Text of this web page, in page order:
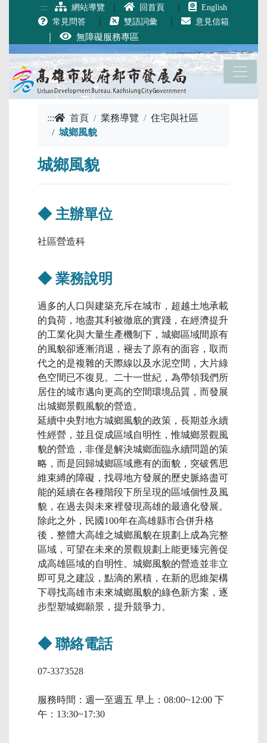
跳到主要內容
::: 網站導覽 回首頁
English
常見問答
雙語詞彙 意見信箱
無障礙服務專區
::: 首頁 業務導覽
住宅與社區
城鄉風貌
城鄉風貌
◆ 主辦單位
社區營造科
◆ 業務說明
過多的人口與建築充斥在城市，超越土地承載
的負荷，地盡其利被徹底的實踐，在經濟提升
的工業化與大量生產機制下，城鄉區域間原有
的風貌卻逐漸消退，褪去了原有的面容，取而
代之的是複雜的天際線以及水泥空間，大片綠
色空間已不復見。二十一世紀，為帶領我們所
居住的城市邁向更高的空間環境品質，而發展
出城鄉景觀風貌的營造。
延續中央對地方城鄉風貌的政策，長期並永續
性經營，並且促成區域自明性，惟城鄉景觀風
貌的營造，非僅是解決城鄉面臨永續問題的策
略，而是回歸城鄉區域應有的面貌，突破舊思
維束縛的障礙，找尋地方發展的歷史脈絡盡可
能的延續在各種階段下所呈現的區域個性及風
貌，在過去與未來裡發現高雄的最適化發展。
除此之外，民國100年在高雄縣市合併升格
後，整體大高雄之城鄉風貌在規劃上成為完整
區域，可望在未來的景觀規劃上能更臻完善促
成高雄區域的自明性。城鄉風貌的營造並非立
即可見之建設，點滴的累積，在新的思維架構
下尋找高雄市未來城鄉風貌的綠色新方案，逐
步型塑城鄉願景，提升競爭力。
◆ 聯絡電話
07-3373528
服務時間：週一至週五 早上：08:00~12:00 下
午：13:30~17:30